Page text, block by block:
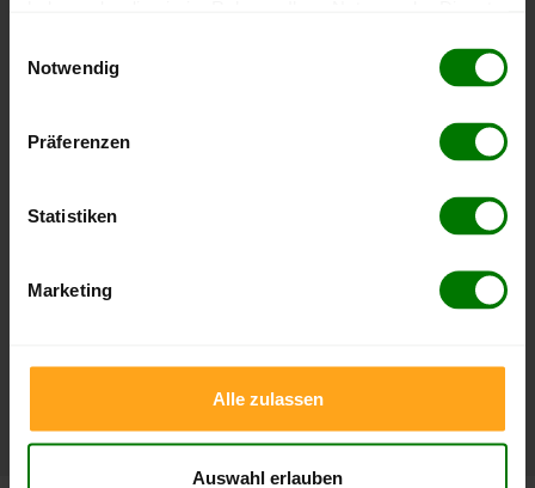
Notwendig
Präferenzen
Statistiken
Marketing
Alle zulassen
Auswahl erlauben
Tiefststand
4 Wochen
394,00 €
06.07.2026
385,00 €
06.05.2026
10.02.2026 06.08.2025